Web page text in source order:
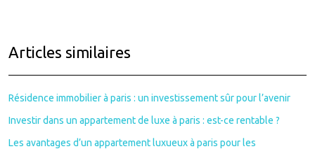
Articles similaires
Résidence immobilier à paris : un investissement sûr pour l’avenir
Investir dans un appartement de luxe à paris : est-ce rentable ?
Les avantages d’un appartement luxueux à paris pour les